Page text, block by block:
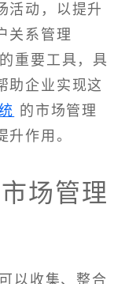
活动，以提升
关系管理
重要工具，具
助企业实现这
的市场管理
升作用。
场管理
以收集、整合